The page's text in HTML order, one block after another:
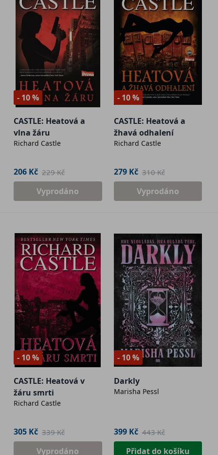
- 10 %
CASTLE: Heatová a
vlna žáru
Richard Castle
206 Kč 229 Kč
Vyprodáno
- 10 %
CASTLE: Heatová a
žhavá odhalení
Richard Castle
279 Kč 310 Kč
Vyprodáno
- 10 %
CASTLE: Heatová v
žáru smrti
Richard Castle
305 Kč 339 Kč
Vyprodáno
- 10 %
Darkly
Marisha Pessl
399 Kč 443 Kč
Přidat do košíku